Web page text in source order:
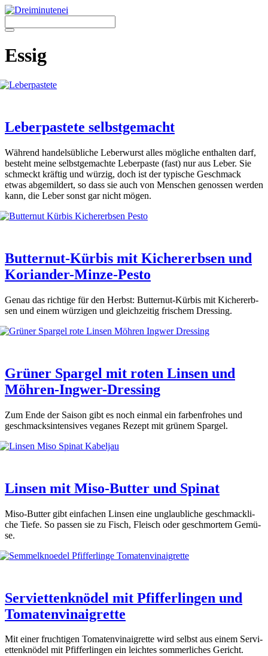
Zum
springen
Menü
Essig
Leberpastete selbstgemacht
Wäh­rend han­dels­üb­li­che Leber­wurst alles mög­li­che ent­hal­ten darf,
besteht mei­ne selbst­ge­mach­te Leber­pas­te (fast) nur aus Leber. Sie
schmeckt kräf­tig und wür­zig, doch ist der typi­sche Geschmack
etwas abge­mil­dert, so dass sie auch von Men­schen genos­sen wer­den
kann, die Leber sonst gar nicht mögen.
Butternut-Kürbis mit Kichererbsen und
Koriander-Minze-Pesto
Genau das rich­ti­ge für den Herbst: But­ter­nut-Kür­bis mit Kicher­erb­
sen und einem wür­zi­gen und gleich­zei­tig fri­schem Dres­sing.
Grüner Spargel mit roten Linsen und
Möhren-Ingwer-Dressing
Zum Ende der Sai­son gibt es noch ein­mal ein far­ben­fro­hes und
geschmacks­in­ten­si­ves vega­nes Rezept mit grü­nem Spar­gel.
Linsen mit Miso-Butter und Spinat
Miso-But­ter gibt ein­fa­chen Lin­sen eine unglaub­li­che geschmack­li­
che Tie­fe. So pas­sen sie zu Fisch, Fleisch oder geschmor­tem Gemü­
se.
Serviettenknödel mit Pfifferlingen und
Tomatenvinaigrette
Mit einer fruch­ti­gen Toma­ten­vin­ai­gret­te wird selbst aus einem Ser­vi­
et­ten­knö­del mit Pfif­fer­lin­gen ein leich­tes som­mer­li­ches Gericht.